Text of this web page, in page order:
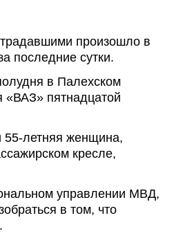
произошло в
последние сутки.
в Палехском
«ВАЗ» пятнадцатой
55-летняя женщина,
кресле,
управлении МВД,
в том, что